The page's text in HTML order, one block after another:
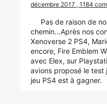
décembre 2017 , 1184
Pas de raison de
chemin...Après nos
Xenoverse 2 PS4,
encore, Fire Emblem
avec Elex, sur
avions proposé le test
jeu PS4 est à gagner.